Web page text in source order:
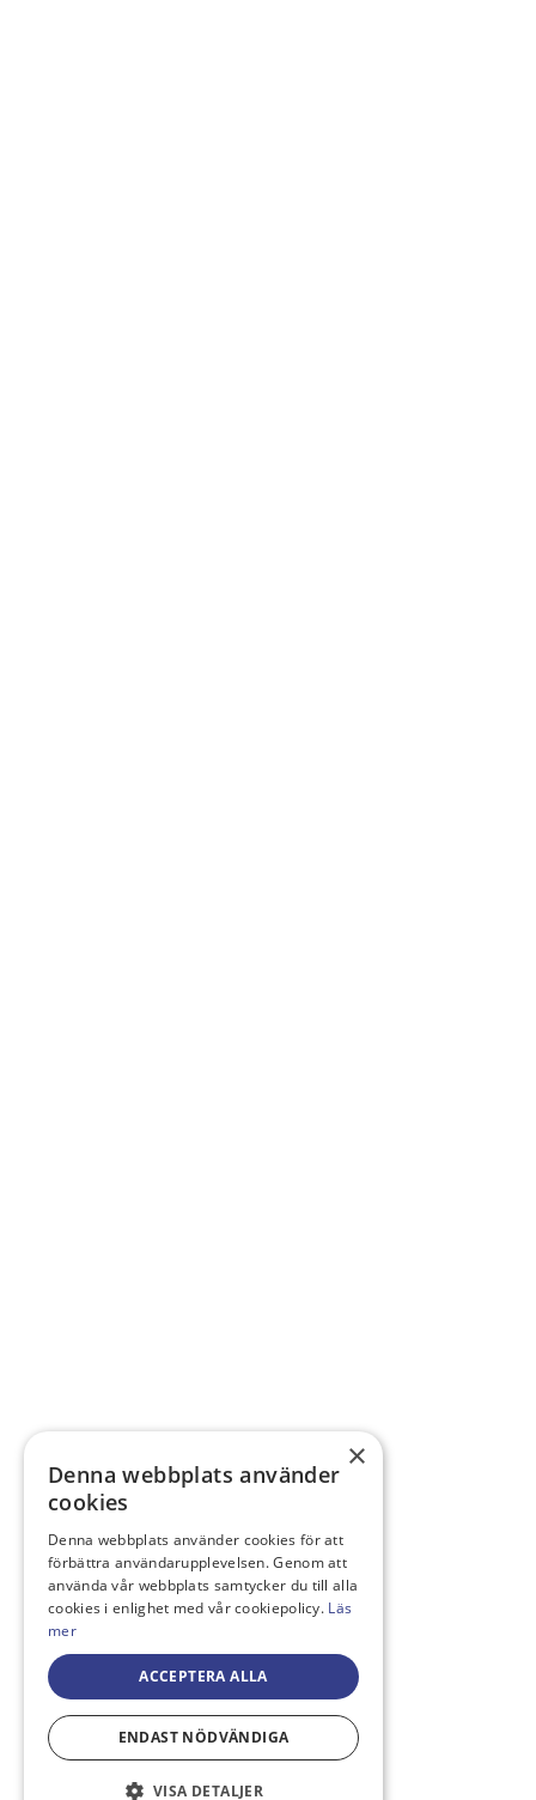
×
Denna webbplats använder
cookies
Denna webbplats använder cookies för att
förbättra användarupplevelsen. Genom att
använda vår webbplats samtycker du till alla
cookies i enlighet med vår cookiepolicy. Läs
mer
ACCEPTERA ALLA
ENDAST NÖDVÄNDIGA
VISA DETALJER